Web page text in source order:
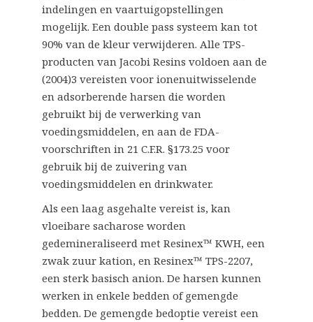
indelingen en vaartuigopstellingen
mogelijk. Een double pass systeem kan tot
90% van de kleur verwijderen. Alle TPS-
producten van Jacobi Resins voldoen aan de
(2004)3 vereisten voor ionenuitwisselende
en adsorberende harsen die worden
gebruikt bij de verwerking van
voedingsmiddelen, en aan de FDA-
voorschriften in 21 C.F.R. §173.25 voor
gebruik bij de zuivering van
voedingsmiddelen en drinkwater.
Als een laag asgehalte vereist is, kan
vloeibare sacharose worden
gedemineraliseerd met Resinex™ KWH, een
zwak zuur kation, en Resinex™ TPS-2207,
een sterk basisch anion. De harsen kunnen
werken in enkele bedden of gemengde
bedden. De gemengde bedoptie vereist een